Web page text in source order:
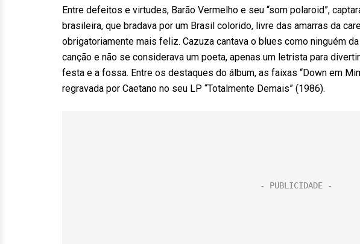
Entre defeitos e virtudes, Barão Vermelho e seu “som polaroid”,
brasileira, que bradava por um Brasil colorido, livre das amarras da
obrigatoriamente mais feliz. Cazuza cantava o blues como ninguém
canção e não se considerava um poeta, apenas um letrista para
festa e a fossa. Entre os destaques do álbum, as faixas “Down em
regravada por Caetano no seu LP “Totalmente Demais” (1986).